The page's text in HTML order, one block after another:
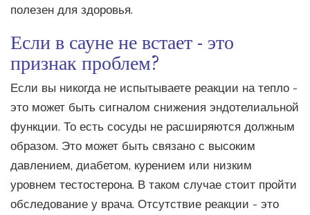
полезен для здоровья.
Если в сауне не встает - это
признак проблем?
Если вы никогда не испытываете реакции на тепло -
это может быть сигналом снижения эндотелиальной
функции. То есть сосуды не расширяются должным
образом. Это может быть связано с высоким
давлением, диабетом, курением или низким
уровнем тестостерона. В таком случае стоит пройти
обследование у врача. Отсутствие реакции - это